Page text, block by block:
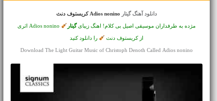
دانلود آهنگ گیتار
مژده به طرفداران موسیقی اصیل بی کلام! اهنگ زیبایگیتار Adios nonino اثری
از کریستوف دنث را دانلود کنید
Download The Light Guitar Music of Christoph Denoth Called Adios nonino